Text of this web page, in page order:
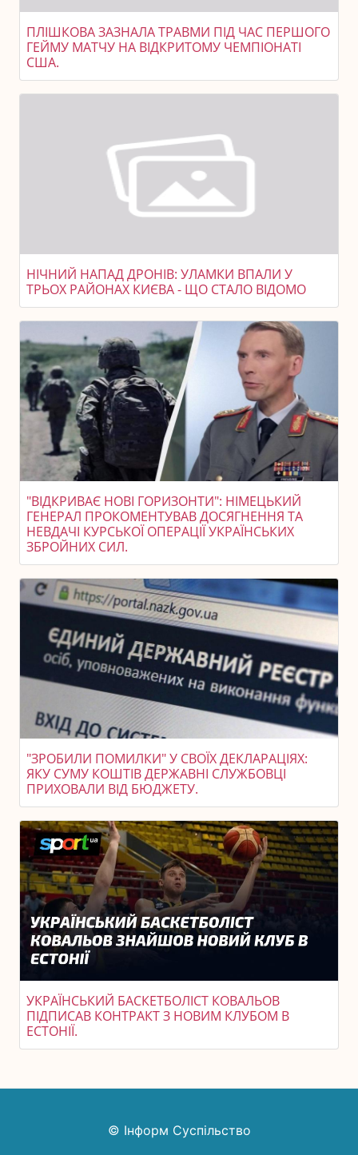
ПЛІШКОВА ЗАЗНАЛА ТРАВМИ ПІД ЧАС ПЕРШОГО
ГЕЙМУ МАТЧУ НА ВІДКРИТОМУ ЧЕМПІОНАТІ
США.
НІЧНИЙ НАПАД ДРОНІВ: УЛАМКИ ВПАЛИ У
ТРЬОХ РАЙОНАХ КИЄВА - ЩО СТАЛО ВІДОМО
"ВІДКРИВАЄ НОВІ ГОРИЗОНТИ": НІМЕЦЬКИЙ
ГЕНЕРАЛ ПРОКОМЕНТУВАВ ДОСЯГНЕННЯ ТА
НЕВДАЧІ КУРСЬКОЇ ОПЕРАЦІЇ УКРАЇНСЬКИХ
ЗБРОЙНИХ СИЛ.
"ЗРОБИЛИ ПОМИЛКИ" У СВОЇХ ДЕКЛАРАЦІЯХ:
ЯКУ СУМУ КОШТІВ ДЕРЖАВНІ СЛУЖБОВЦІ
ПРИХОВАЛИ ВІД БЮДЖЕТУ.
УКРАЇНСЬКИЙ БАСКЕТБОЛІСТ КОВАЛЬОВ
ПІДПИСАВ КОНТРАКТ З НОВИМ КЛУБОМ В
ЕСТОНІЇ.
© Інформ Суспільство